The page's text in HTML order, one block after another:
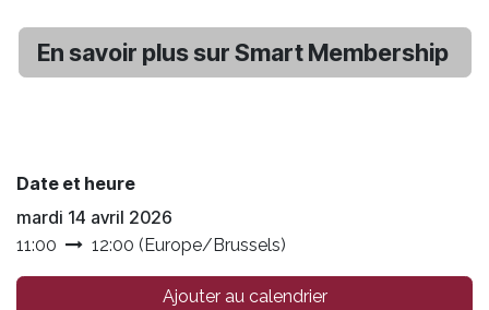
En savoir plus sur Smart Membership
Date et heure
mardi 14 avril 2026
11:00 12:00 (Europe/Brussels)
Ajouter au calendrier